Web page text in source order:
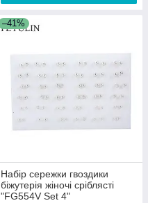
–41%
Набір сережки гвоздики
біжутерія жіночі сріблясті
"FG554V Set 4"